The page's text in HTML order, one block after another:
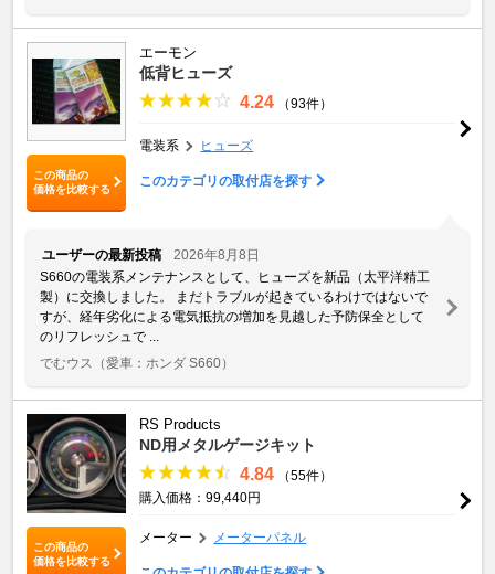
この商品の
価格を比較する
エーモン
低背ヒューズ
4.24 （93件）
電装系 ヒューズ
このカテゴリの取付店を探す
ユーザーの最新投稿
2026年8月8日
S660の電装系メンテナンスとして、ヒューズを新品（太平洋精工
製）に交換しました。 ​まだトラブルが起きているわけではないで
すが、経年劣化による電気抵抗の増加を見越した予防保全として
のリフレッシュで ...
でむウス
（愛車：ホンダ S660）
この商品の
価格を比較する
RS Products
ND用メタルゲージキット
4.84
（55件）
購入価格：99,440円
メーター メーターパネル